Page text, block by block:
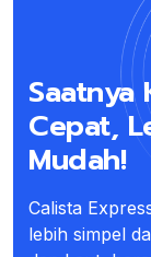
Saatnya
Cepat,
Mudah!
Calista
lebih simpel